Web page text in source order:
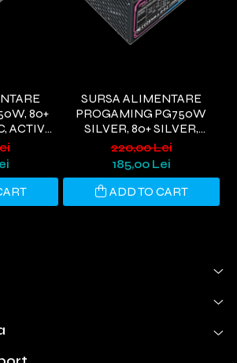
80+
ACTIVE
SURSA ALIMENTARE
PROGAMING PG750W
SILVER, 80+ SILVER,
ACTIVE PFC, ULTRA QUIET,
NEGRU
220,00 Lei
185,00 Lei
ADD TO CART